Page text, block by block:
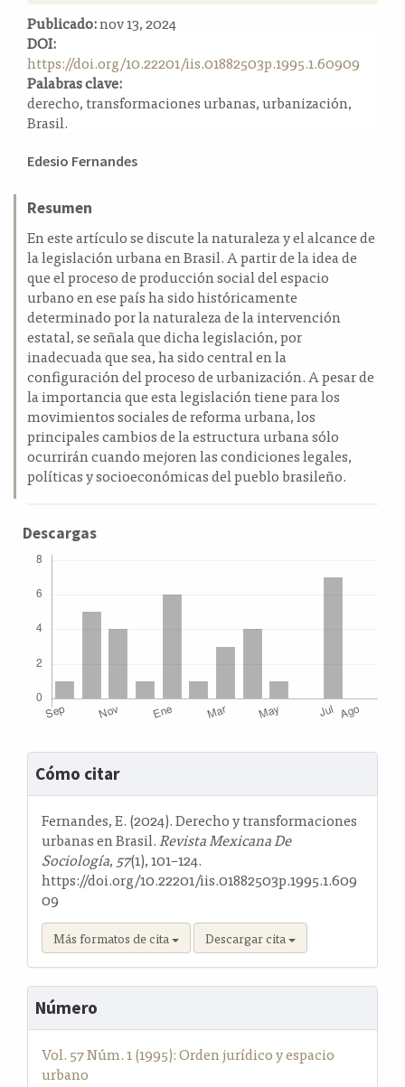
a
l
a
t
e
r
a
l
Publicado:nov 13, 2024
DOI:
https://doi.org/10.22201/iis.01882503p.1995.1.60909
Palabras clave:
derecho, transformaciones urbanas, urbanización,
Brasil.
Contenido
del
artículo
Edesio Fernandes
Resumen
En este artículo se discute la naturaleza y el alcance de
la legislación urbana en Brasil. A partir de la idea de
que el proceso de producción social del espacio
urbano en ese país ha sido históricamente
determinado por la naturaleza de la intervención
estatal, se señala que dicha legislación, por
inadecuada que sea, ha sido central en la
configuración del proceso de urbanización. A pesar de
la importancia que esta legislación tiene para los
movimientos sociales de reforma urbana, los
principales cambios de la estructura urbana sólo
ocurrirán cuando mejoren las condiciones legales,
políticas y socioeconómicas del pueblo brasileño.
Descargas
Detalles
del
artículo
Cómo citar
Fernandes, E. (2024). Derecho y transformaciones
urbanas en Brasil.Revista Mexicana De
Sociología,57(1), 101–124.
https://doi.org/10.22201/iis.01882503p.1995.1.609
09
Más formatos de cita Descargar cita
Número
Vol. 57 Núm. 1 (1995): Orden jurídico y espacio
urbano